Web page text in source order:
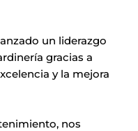
un liderazgo
gracias a
y la mejora
nos